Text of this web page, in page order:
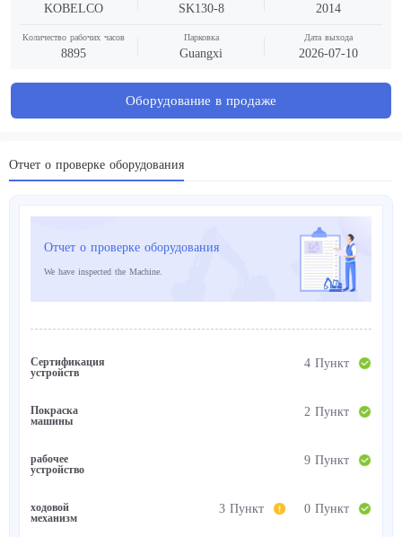
KOBELCO SK130-8 2014
Количество рабочих часов
8895
Парковка
Guangxi
Дата выхода
2026-07-10
Оборудование в продаже
Отчет о проверке оборудования
Отчет о проверке оборудования
We have inspected the Machine.
Сертификация
устройств
4 Пункт
Покраска
машины
2 Пункт
рабочее
устройство
9 Пункт
ходовой
механизм
0 Пункт
3 Пункт